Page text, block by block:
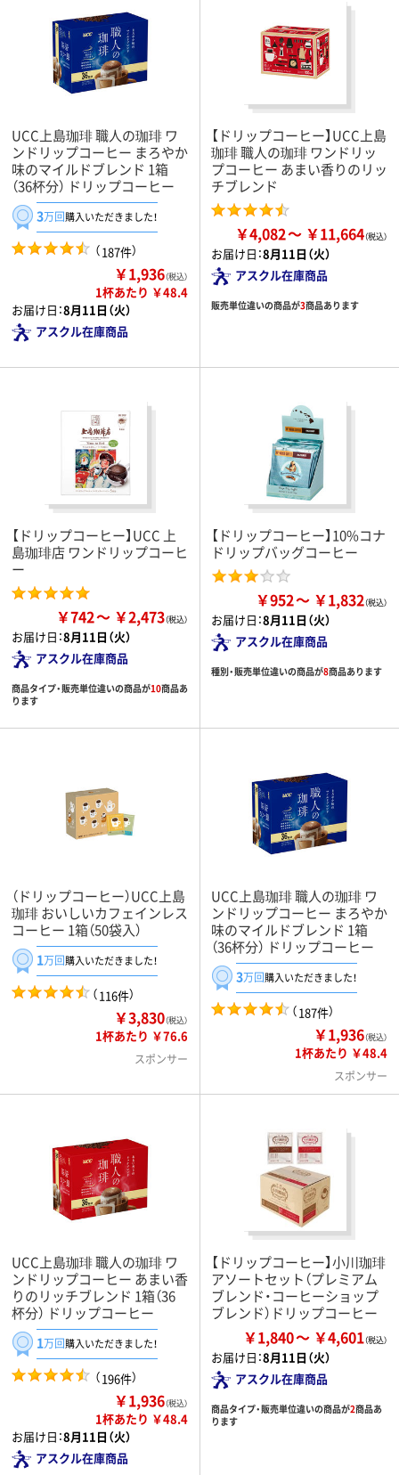
UCC上島珈琲 職人の珈琲 ワ
ンドリップコーヒー まろやか
味のマイルドブレンド 1箱
（36杯分） ドリップコーヒー
3万回購入いただきました！
（187件）
￥1,936（税込）
1杯あたり ￥48.4
お届け日：8月11日（火）
アスクル在庫商品
【ドリップコーヒー】UCC上島
珈琲 職人の珈琲 ワンドリッ
プコーヒー あまい香りのリッ
チブレンド
￥4,082 ￥11,664
お届け日：8月11日（火）
アスクル在庫商品
販売単位違いの商品が3商品あります
【ドリップコーヒー】UCC 上
島珈琲店 ワンドリップコーヒ
ー
￥742 ￥2,473
お届け日：8月11日（火）
アスクル在庫商品
商品タイプ・販売単位違いの商品が10商品あ
ります
【ドリップコーヒー】10%コナ
ドリップバッグコーヒー
￥952 ￥1,832
お届け日：8月11日（火）
アスクル在庫商品
種別・販売単位違いの商品が8商品あります
（ドリップコーヒー）UCC上島
珈琲 おいしいカフェインレス
コーヒー 1箱（50袋入）
1万回購入いただきました！
（116件）
￥3,830（税込）
1杯あたり ￥76.6
スポンサー
UCC上島珈琲 職人の珈琲 ワ
ンドリップコーヒー まろやか
味のマイルドブレンド 1箱
（36杯分） ドリップコーヒー
3万回購入いただきました！
（187件）
￥1,936（税込）
1杯あたり ￥48.4
スポンサー
UCC上島珈琲 職人の珈琲 ワ
ンドリップコーヒー あまい香
りのリッチブレンド 1箱（36
杯分） ドリップコーヒー
1万回購入いただきました！
（196件）
￥1,936（税込）
1杯あたり ￥48.4
お届け日：8月11日（火）
アスクル在庫商品
【ドリップコーヒー】小川珈琲
アソートセット（プレミアム
ブレンド・コーヒーショップ
ブレンド）ドリップコーヒー
￥1,840 ￥4,601
お届け日：8月11日（火）
アスクル在庫商品
商品タイプ・販売単位違いの商品が2商品あ
ります